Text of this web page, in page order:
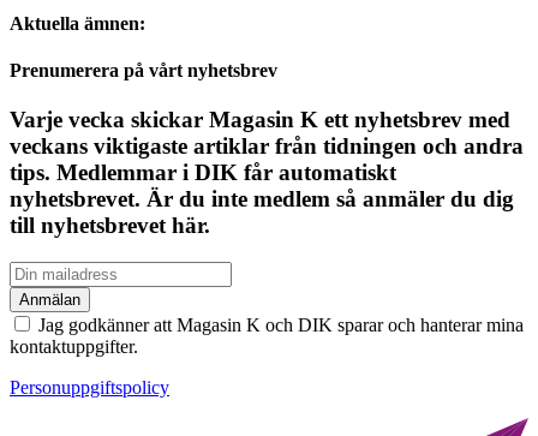
Aktuella ämnen:
Prenumerera på vårt nyhetsbrev
Varje vecka skickar Magasin K ett nyhetsbrev med
veckans viktigaste artiklar från tidningen och andra
tips. Medlemmar i DIK får automatiskt
nyhetsbrevet. Är du inte medlem så anmäler du dig
till nyhetsbrevet här.
Jag godkänner att Magasin K och DIK sparar och hanterar mina
kontaktuppgifter.
Personuppgiftspolicy